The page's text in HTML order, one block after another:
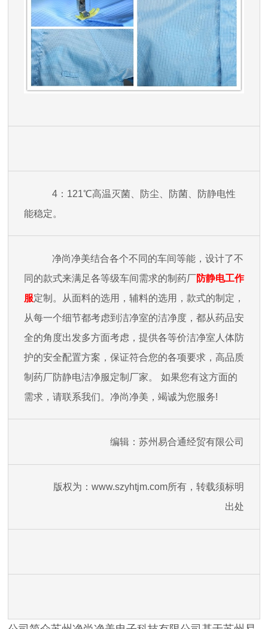
4：121℃高温灭菌、防尘、防菌、防静电性
能稳定。
净尚净美结合各个不同的车间等能，设计了不
同的款式来满足各等级车间需求的制药厂防静电工作
服定制。从面料的选用，辅料的选用，款式的制定，
从每一个细节都考虑到洁净室的洁净度，都从药品安
全的角度出发多方面考虑，提供各等价洁净室人体防
护的安全配置方案，保证符合您的各项要求，高品质
制药厂防静电洁净服定制厂家。
如果您有这方面的
需求，请联系我们。净尚净美，竭诚为您服务!
编辑：苏州易合通经贸有限公司
版权为：www.szyhtjm.com所有，转载须标明
出处